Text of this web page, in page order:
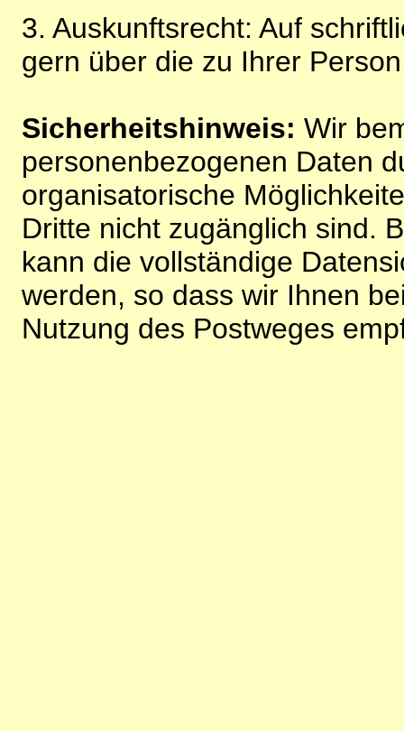
3. Auskunftsrecht: Auf
gern über die zu Ihrer
Sicherheitshinweis: Wir
personenbezogenen Daten
organisatorische
Dritte nicht zugänglich sind.
kann die vollständige
werden, so dass wir Ihnen
Nutzung des Postweges